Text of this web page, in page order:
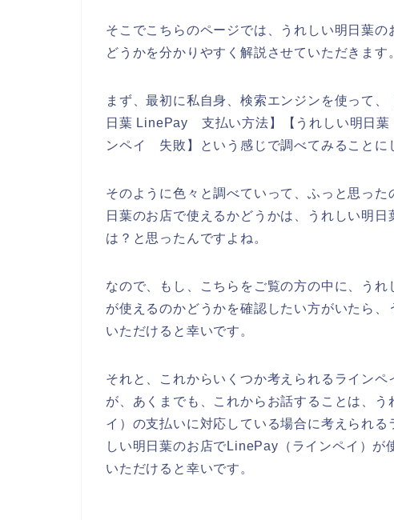
そこでこちらのページでは、うれしい明日葉
どうかを分かりやすく解説させていただきます
まず、最初に私自身、検索エンジンを使って
日葉 LinePay 支払い方法】【うれしい明日葉
ンペイ 失敗】という感じで調べてみることに
そのように色々と調べていって、ふっと思っ
日葉のお店で使えるかどうかは、うれしい明
は？と思ったんですよね。
なので、もし、こちらをご覧の方の中に、う
が使えるのかどうかを確認したい方がいたら
いただけると幸いです。
それと、これからいくつか考えられるライン
が、あくまでも、これからお話することは、
イ）の支払いに対応している場合に考えられ
しい明日葉のお店でLinePay（ラインペイ）が
いただけると幸いです。